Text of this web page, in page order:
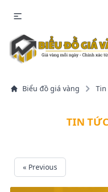
Biểu đồ giá vàng
TIN
« Previous